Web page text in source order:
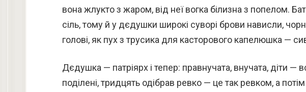
вона жлукто з жаром, від неї вогка білизна з попелом.
сіль, тому й у дєдушки широкі суворі брови нависли,
голові, як пух з трусика для касторового капелюшка —
Дєдушка — патріярх і тепер: правнучата, внучата, діти —
поділені, тридцять одібрав ревко — це так ревком, а